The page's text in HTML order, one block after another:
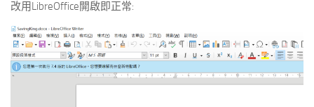
改用LibreOffice開啟即正常: